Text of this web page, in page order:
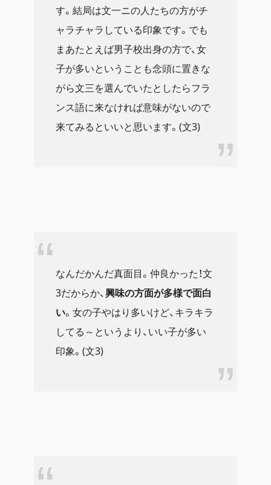
す。結局は文一ニの人たちの方がチ
ャラチャラしている印象です。でも
まあたとえば男子校出身の方で、女
子が多いということも念頭に置きな
がら文三を選んでいたとしたらフラ
ンス語に来なければ意味がないので
来てみるといいと思います。(文3)
なんだかんだ真面目。仲良かった！文
3だからか、興味の方面が多様で面白
い。女の子やはり多いけど、キラキラ
してる～というより、いい子が多い
印象。(文3)